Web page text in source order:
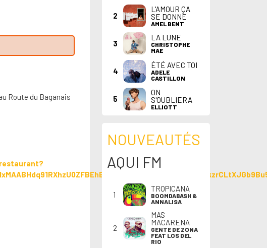
Route du Baganais
2
L'AMOUR ÇA
SE DONNE
AMEL BENT
3
LA LUNE
CHRISTOPHE
MAE
4
ÉTÉ AVEC TOI
ADELE
CASTILLON
5
ON
S'OUBLIERA
ELLIOTT
NOUVEAUTÉS
AQUI FM
1
TROPICANA
BOOMDABASH &
ANNALISA
2
MAS
MACARENA
GENTE DE ZONA
FEAT LOS DEL
RIO